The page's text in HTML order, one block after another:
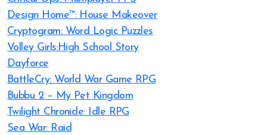
Design Home™: House Makeover
Cryptogram: Word Logic Puzzles
Volley Girls:High School Story
Dayforce
BattleCry: World War Game RPG
Bubbu 2 – My Pet Kingdom
Twilight Chronicle: Idle RPG
Sea War: Raid